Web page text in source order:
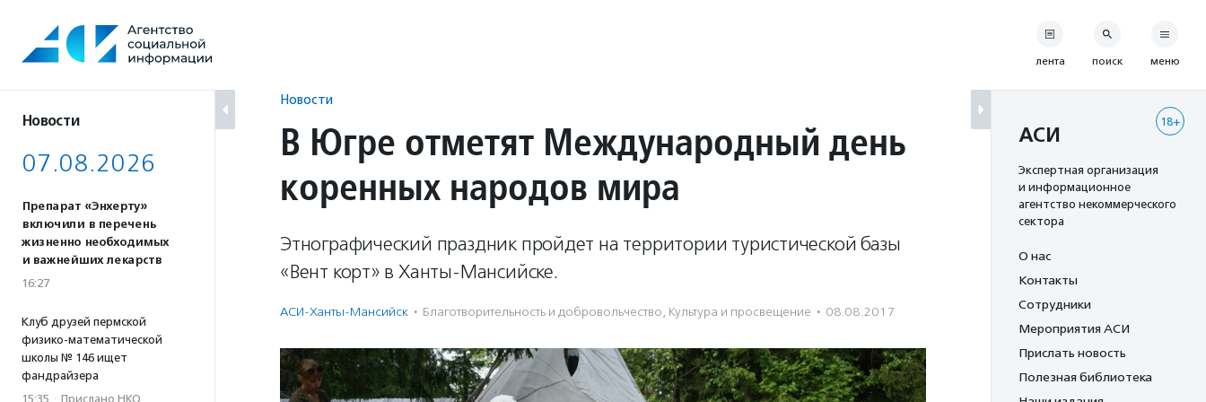
содержанию
Новости
07.08.2026
Препарат «Энхерту»
включили в перечень
жизненно необходимых
и важнейших лекарств
16:27
Клуб друзей пермской
физико-математической
школы № 146 ищет
фандрайзера
15:35 · Прислано НКО
Новости
В Югре отметят Международный день
коренных народов мира
Этнографический праздник пройдет на территории туристической базы
«Вент корт» в Ханты-Мансийске.
АСИ-Ханты-Мансийск · Благотвори­тель­ность и доброволь­чест­во, Культура и просвещение · 08.08.2017
лента поиск меню
18+
АСИ
Экспертная организация
и информационное
агентство некоммерческого
сектора
О нас
Контакты
Сотрудники
Мероприятия АСИ
Прислать новость
Полезная библиотека